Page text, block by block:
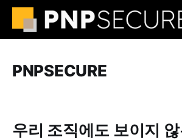
PNPSECURE
우리 조직에도 보이지